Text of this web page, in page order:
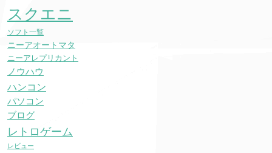
スクエニ
ソフト一覧
ニーアオートマタ
ニーアレプリカント
ノウハウ
ハンコン
パソコン
ブログ
レトロゲーム
レビュー